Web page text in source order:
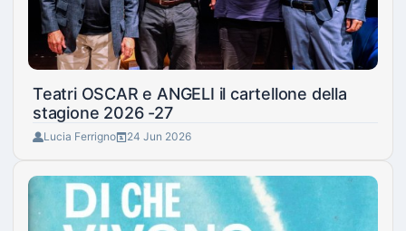
Teatri OSCAR e ANGELI il cartellone della
stagione 2026 -27
Lucia Ferrigno 24 Jun 2026